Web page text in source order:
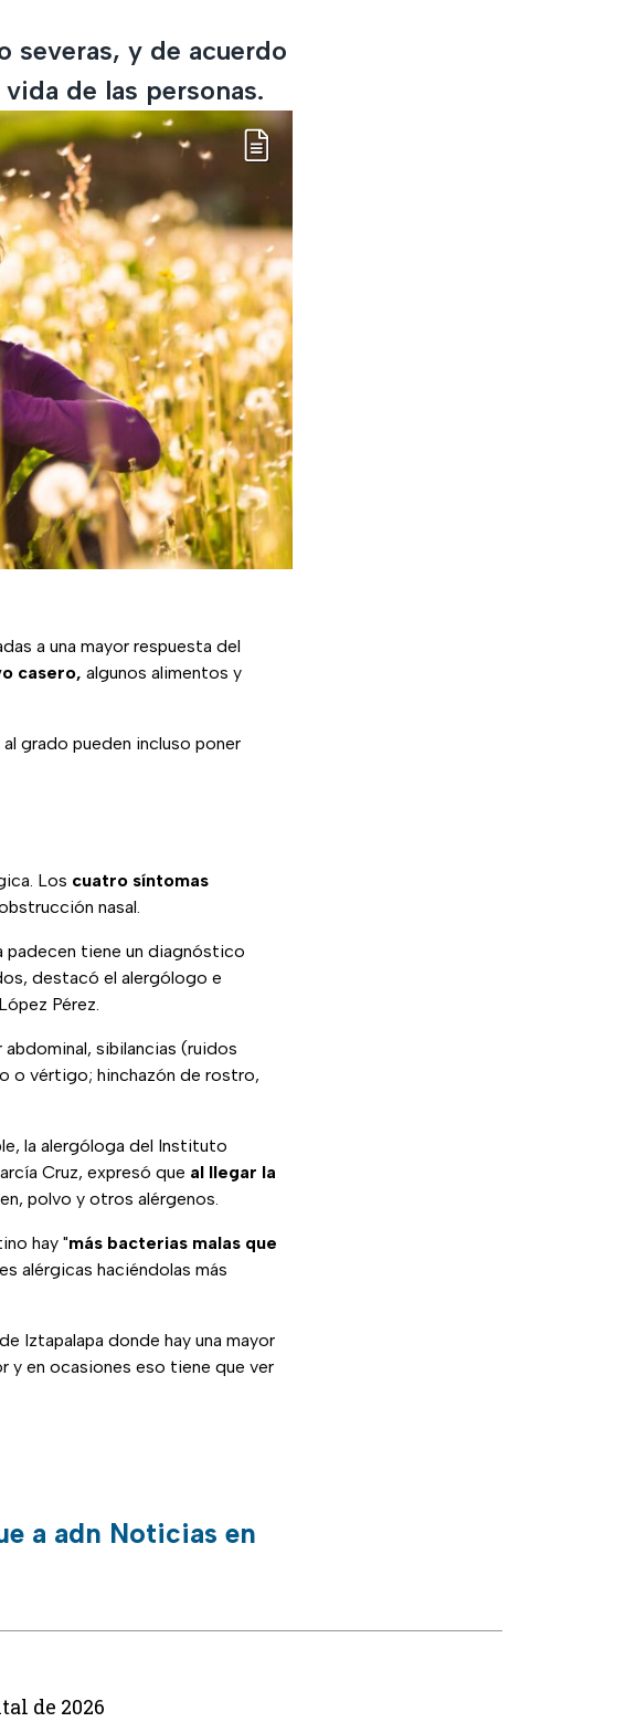
severas, y de acuerdo
de las personas.
a una mayor respuesta del
casero, algunos alimentos y
grado pueden incluso poner
Los cuatro síntomas
nasal.
padecen tiene un diagnóstico
destacó el alergólogo e
Pérez.
sibilancias (ruidos
o vértigo; hinchazón de rostro,
la alergóloga del Instituto
Cruz, expresó que al llegar la
polvo y otros alérgenos.
hay "más bacterias malas que
alérgicas haciéndolas más
Iztapalapa donde hay una mayor
y en ocasiones eso tiene que ver
a adn Noticias en
de 2026